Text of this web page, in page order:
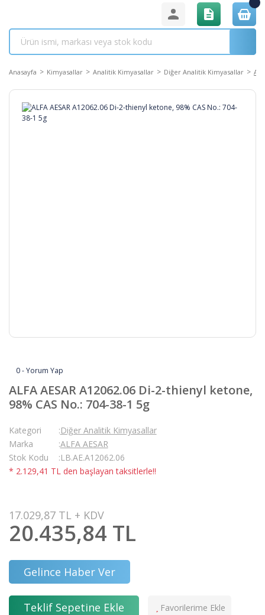
Anasayfa Kimyasallar Analitik Kimyasallar Diğer Analitik Kimyasallar
0 - Yorum Yap
ALFA AESAR A12062.06 Di-2-thienyl ketone,
98% CAS No.: 704-38-1 5g
Kategori
Diğer Analitik Kimyasallar
Marka
ALFA AESAR
Stok Kodu
LB.AE.A12062.06
* 2.129,41 TL den başlayan taksitlerle!!
17.029,87 TL + KDV
20.435,84 TL
Gelince Haber Ver
Teklif Sepetine Ekle